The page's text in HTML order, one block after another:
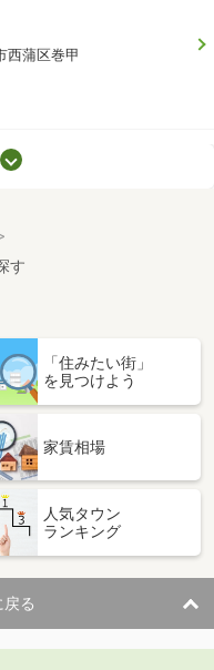
西蒲区巻甲
大和５
大潟区下小船津浜
す
「住みたい街」
を見つけよう
家賃相場
人気タウン
ランキング
る